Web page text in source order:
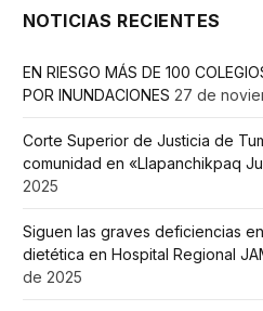
NOTICIAS RECIENTES
EN RIESGO MÁS DE 100
POR INUNDACIONES 27 de
Corte Superior de Justicia de
comunidad en «Llapanchikpaq
2025
Siguen las graves deficiencias
dietética en Hospital Regional
de 2025